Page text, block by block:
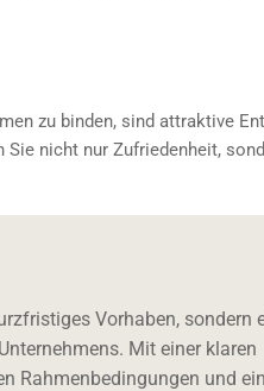
zu binden, sind attraktive
nicht nur Zufriedenheit,
Vorhaben, sondern
Mit einer klaren
Rahmenbedingungen und